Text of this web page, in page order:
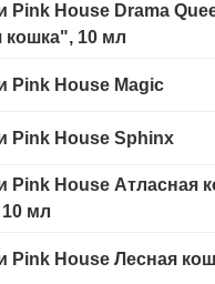
Pink House Drama
кошка", 10 мл
Pink House Magic
Pink House Sphinx
Pink House Атласная
мл
Pink House Лесная